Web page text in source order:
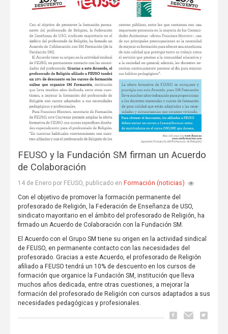
FEUSO y la Fundación SM firman un Acuerdo
de Colaboración
14 de Enero por FEUSO, publicado en Formación (noticias)
Con el objetivo de promover la formación permanente del
profesorado de Religión, la Federación de Enseñanza de USO,
sindicato mayoritario en el ámbito del profesorado de Religión, ha
firmado un Acuerdo de Colaboración con la Fundación SM.
El Acuerdo con el Grupo SM tiene su origen en la actividad sindical
de FEUSO, en permanente contacto con las necesidades del
profesorado. Gracias a este Acuerdo, el profesorado de Religión
afiliado a FEUSO tendrá un 10% de descuento en los cursos de
formación que organice la Fundación SM, institución que lleva
muchos años dedicada, entre otras cuestiones, a mejorar la
formación del profesorado de Religión con cursos adaptados a sus
necesidades pedagógicas y profesionales.